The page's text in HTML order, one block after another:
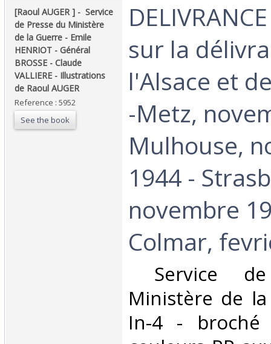
‎[Raoul AUGER ] - ‎ ‎Service
de Presse du Ministère
de la Guerre - Emile
HENRIOT - Général
BROSSE - Claude
VALLIERE - Illustrations
de Raoul AUGER ‎
Reference : 5952
See the book
sur la
l'Alsace et
-Metz,
Mulhouse,
1944 -
novembre
Colmar,
Service
Ministère de
In-4 - broché